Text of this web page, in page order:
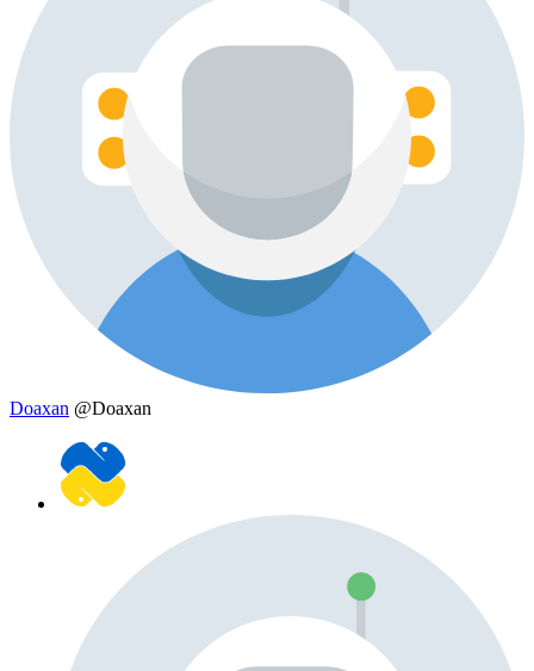
Doaxan @Doaxan